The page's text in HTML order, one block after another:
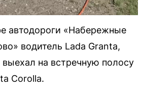
автодороги «Набережные
водитель Lada Granta,
на встречную полосу
Corolla.